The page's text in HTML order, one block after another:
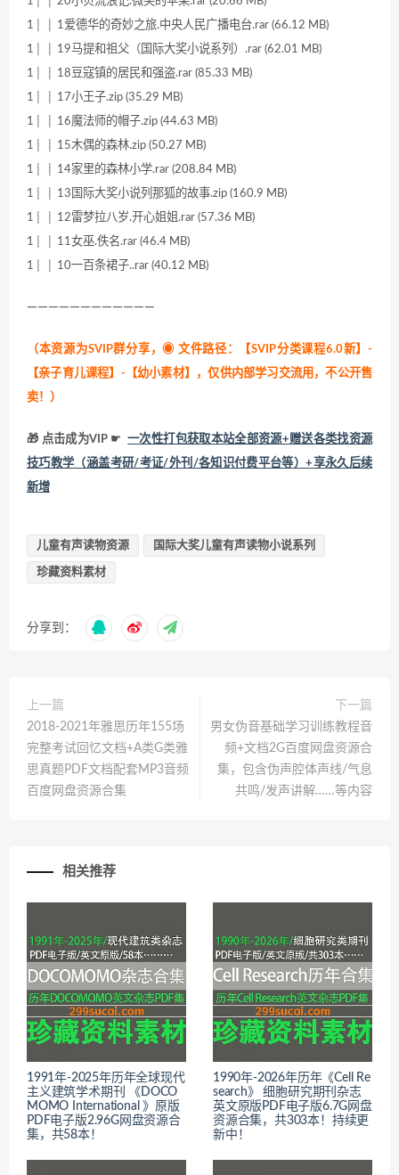
1│ │ 1爱德华的奇妙之旅.中央人民广播电台.rar (66.12 MB)
1│ │ 19马提和祖父（国际大奖小说系列）.rar (62.01 MB)
1│ │ 18豆寇镇的居民和强盗.rar (85.33 MB)
1│ │ 17小王子.zip (35.29 MB)
1│ │ 16魔法师的帽子.zip (44.63 MB)
1│ │ 15木偶的森林.zip (50.27 MB)
1│ │ 14家里的森林小学.rar (208.84 MB)
1│ │ 13国际大奖小说列那狐的故事.zip (160.9 MB)
1│ │ 12雷梦拉八岁.开心姐姐.rar (57.36 MB)
1│ │ 11女巫.佚名.rar (46.4 MB)
1│ │ 10一百条裙子..rar (40.12 MB)
————————————
（本资源为SVIP群分享，◉ 文件路径：【SVIP分类课程6.0新】-
【亲子育儿课程】-【幼小素材】，仅供内部学习交流用，不公开售
卖！ ）
🎁 点击成为VIP ☛ 一次性打包获取本站全部资源+赠送各类找资源
技巧教学（涵盖考研/考证/外刊/各知识付费平台等）+享永久后续
新增
儿童有声读物资源 国际大奖儿童有声读物小说系列
珍藏资料素材
分享到：
上一篇
2018-2021年雅思历年155场
完整考试回忆文档+A类G类雅
思真题PDF文档配套MP3音频
百度网盘资源合集
下一篇
男女伪音基础学习训练教程音
频+文档2G百度网盘资源合
集，包含伪声腔体声线/气息
共鸣/发声讲解……等内容
相关推荐
1991年-2025年历年全球现代
主义建筑学术期刊 《DOCO
MOMO International 》原版
PDF电子版2.96G网盘资源合
集，共58本！
1990年-2026年历年《Cell Re
search》 细胞研究期刊杂志
英文原版PDF电子版6.7G网盘
资源合集，共303本！持续更
新中！